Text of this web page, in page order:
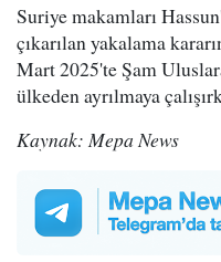
Suriye makamları
çıkarılan yakalama
Mart 2025'te Şam
ülkeden ayrılmaya
Kaynak: Mepa News